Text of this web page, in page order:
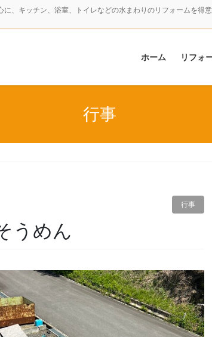
、キッチン、浴室、トイレなどの水まわりのリフォームを得意
ホーム リフォ
行事
行事
うめん